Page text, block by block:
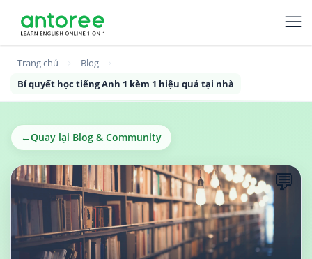
Trang chủ
Blog
Bí quyết học tiếng Anh 1 kèm 1 hiệu quả tại nhà
←Quay lại Blog & Community
💬